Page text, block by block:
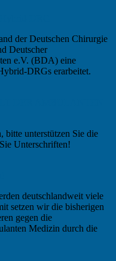
der Deutschen Chirurgie
Deutscher
e.V. (BDA) eine
DRGs erarbeitet.
unterstützen Sie die
Unterschriften!
deutschlandweit viele
setzen wir die bisherigen
gegen die
Medizin durch die